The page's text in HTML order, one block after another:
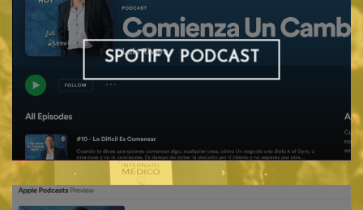
SPOTIFY PODCAST